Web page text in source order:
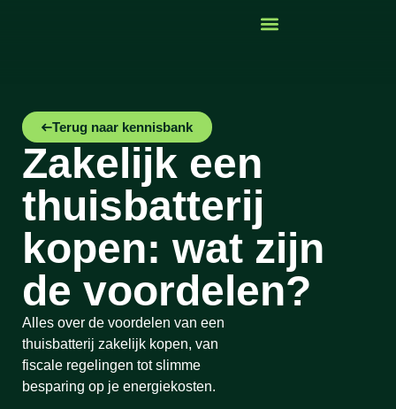
Terug naar kennisbank
Zakelijk een
thuisbatterij
kopen: wat zijn
de voordelen?
Alles over de voordelen van een
thuisbatterij zakelijk kopen, van
fiscale regelingen tot slimme
besparing op je energiekosten.